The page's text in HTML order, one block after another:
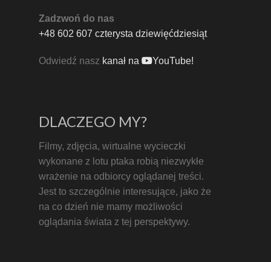
Zadzwoń do nas
+48 602 607 czterysta dziewięćdziesiąt
Odwiedź nasz kanał na YouTube!
DLACZEGO MY?
Filmy, zdjęcia, wirtualne wycieczki
wykonane z lotu ptaka robią niezwykłe
wrażenie na odbiorcy oglądanej treści.
Jest to szczególnie interesujące, jako że
na co dzień nie mamy możliwości
oglądania świata z tej perspektywy.